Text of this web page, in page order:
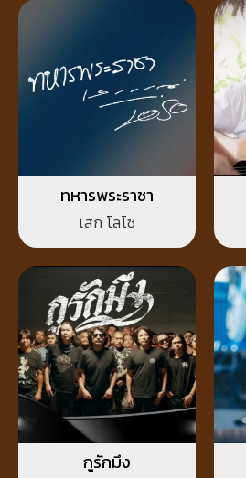
ทหารพระราชา
เสก โลโซ
กูรักมึง